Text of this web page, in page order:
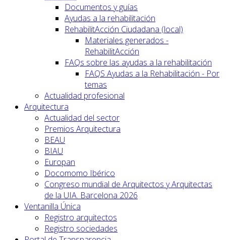
Documentos y guías
Ayudas a la rehabilitación
RehabilitAcción Ciudadana (local)
Materiales generados -
RehabilitAcción
FAQs sobre las ayudas a la rehabilitación
FAQS Ayudas a la Rehabilitación - Por
temas
Actualidad profesional
Arquitectura
Actualidad del sector
Premios Arquitectura
BEAU
BIAU
Europan
Docomomo Ibérico
Congreso mundial de Arquitectos y Arquitectas
de la UIA. Barcelona 2026
Ventanilla Única
Registro arquitectos
Registro sociedades